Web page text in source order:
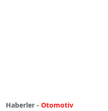
Haberler - Otomotiv